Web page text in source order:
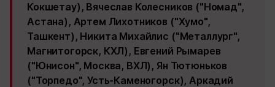
Кокшетау), Вячеслав Колесников ("Номад",
Астана), Артем Лихотников ("Хумо",
Ташкент), Никита Михайлис ("Металлург",
Магнитогорск, КХЛ), Евгений Рымарев
("Юнисон", Москва, ВХЛ), Ян Тютюньков
("Торпедо", Усть-Каменогорск), Аркадий